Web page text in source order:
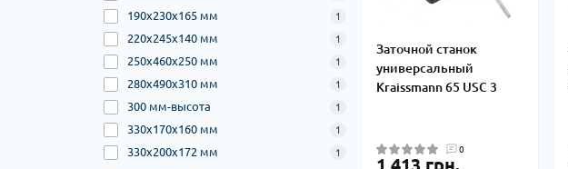
190х230х165 мм 1
220х245х140 мм 1
250х460х250 мм 1
280х490х310 мм 1
300 мм-высота 1
330х170х160 мм 1
330х200х172 мм 1
Заточной станок
универсальный
Kraissmann 65 USC 3
0
1 413 грн.